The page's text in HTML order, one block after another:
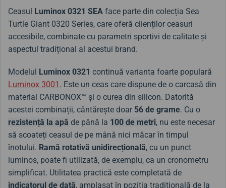
Ceasul Luminox 0321 SEA face parte din colecția Sea
Turtle Giant 0320 Series, care oferă clienților ceasuri
accesibile, combinate cu parametri sportivi de calitate și
aspectul tradițional al acestui brand.
Modelul Luminox 0321 continuă varianta foarte populară
Luminox 3001 . Este un ceas care dispune de o carcasă din
material CARBONOX™ și o curea din silicon. Datorită
acestei combinații, cântărește doar 56 de grame. Cu o
rezistență la apă de până la 100 de metri, nu este necesar
să scoateți ceasul de pe mână nici măcar în timpul
înotului. Ramă rotativă unidirecțională, cu un punct
luminos, poate fi utilizată, de exemplu, ca un cronometru
simplificat. Utilitatea practică este completată de
indicatorul de dată, amplasat în poziția tradițională de la